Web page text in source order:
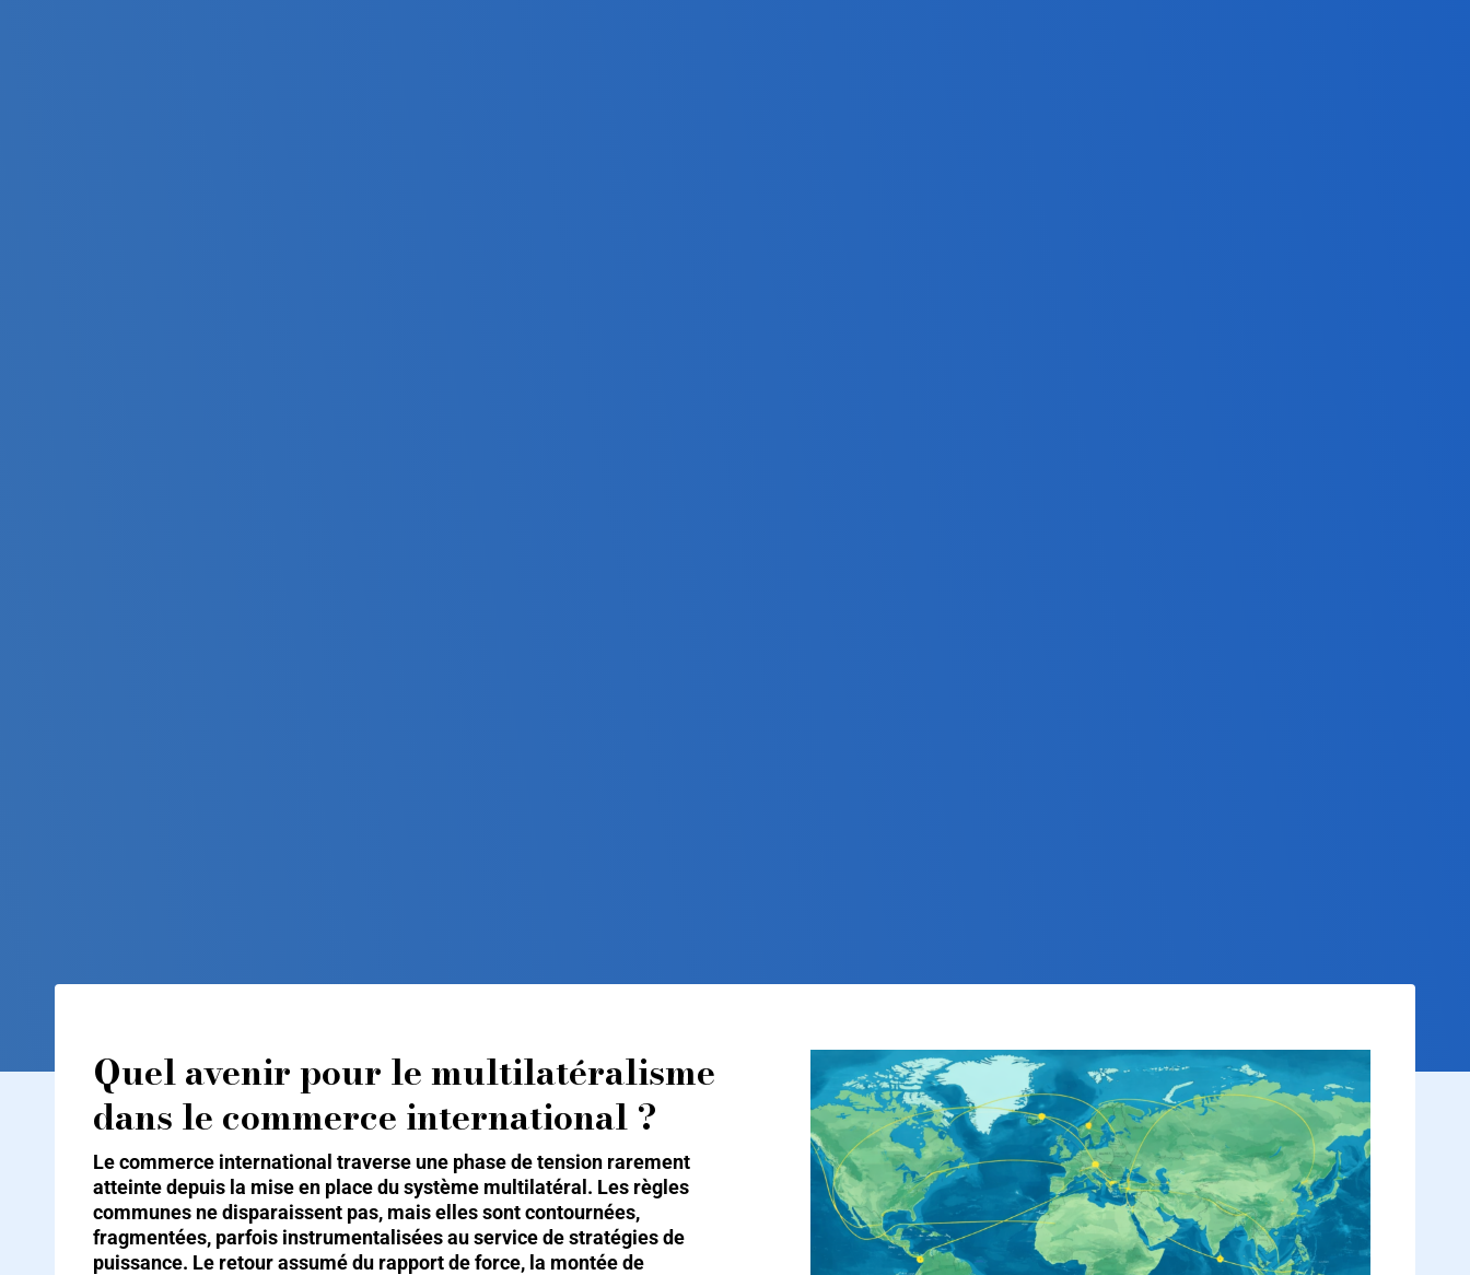
Quel avenir pour le multilatéralisme
dans le commerce international ?
Le commerce international traverse une phase de tension rarement
atteinte depuis la mise en place du système multilatéral. Les règles
communes ne disparaissent pas, mais elles sont contournées,
fragmentées, parfois instrumentalisées au service de stratégies de
puissance. Le retour assumé du rapport de force, la montée de